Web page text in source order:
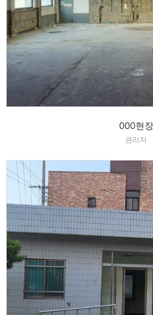
000현장
관리자